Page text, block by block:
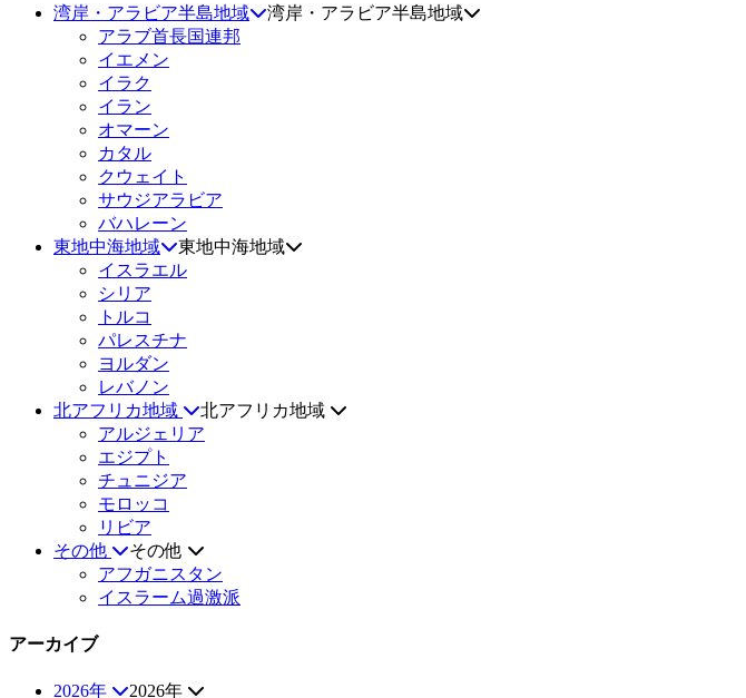
湾岸・アラビア半島地域
湾岸・アラビア半島地域
アラブ首長国連邦
イエメン
イラク
イラン
オマーン
カタル
クウェイト
サウジアラビア
バハレーン
東地中海地域
東地中海地域
イスラエル
シリア
トルコ
パレスチナ
ヨルダン
レバノン
北アフリカ地域
北アフリカ地域
アルジェリア
エジプト
チュニジア
モロッコ
リビア
その他
その他
アフガニスタン
イスラーム過激派
アーカイブ
2026年 2026年